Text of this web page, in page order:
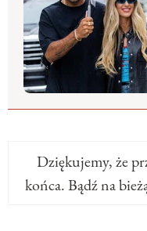
Dziękujemy, że
końca. Bądź na